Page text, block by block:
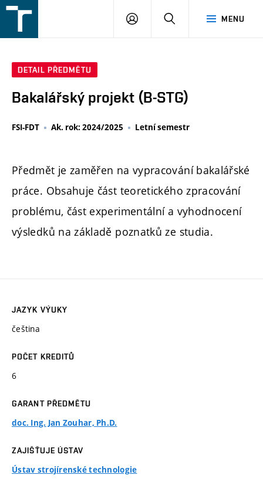
v
MENU
PŘIHLÁŠENÍ
DETAIL PŘEDMĚTU
Bakalářský projekt (B-STG)
FSI-FDT Ak. rok: 2024/2025 Letní semestr
Předmět je zaměřen na vypracování bakalářské
práce. Obsahuje část teoretického zpracování
problému, část experimentální a vyhodnocení
výsledků na základě poznatků ze studia.
JAZYK VÝUKY
čeština
POČET KREDITŮ
6
GARANT PŘEDMĚTU
doc. Ing. Jan Zouhar, Ph.D.
ZAJIŠŤUJE ÚSTAV
Ústav strojírenské technologie